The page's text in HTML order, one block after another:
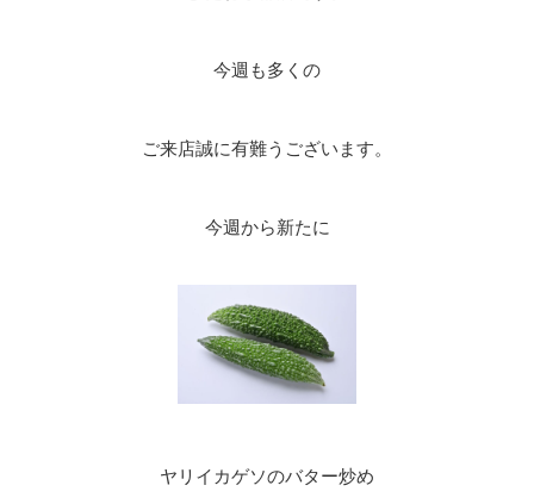
今週も多くの
ご来店誠に有難うございます。
今週から新たに
ヤリイカゲソのバター炒め